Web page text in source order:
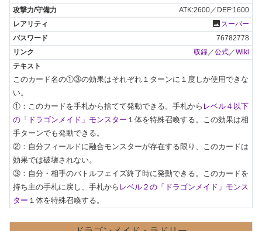
ATK:2600／DEF:1600
photo スーパー
76782778
収録／公式／Wiki
このカード名の①③の効果はそれぞれ１ターンに１度しか使用できな
い。
①：このカードを手札から捨てて発動できる。手札から レベル４以下
の「ドラゴンメイド」モンスター １体を特殊召喚する。この効果は相
手ターンでも発動できる。
②：自分フィールドに融合モンスターが存在する限り、このカードは
効果では破壊されない。
③：自分・相手のバトルフェイズ終了時に発動できる。このカードを
持ち主の手札に戻し、手札から レベル２の「ドラゴンメイド」モンス
ター １体を特殊召喚する。